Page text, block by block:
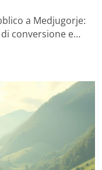
a Medjugorje:
conversione e…